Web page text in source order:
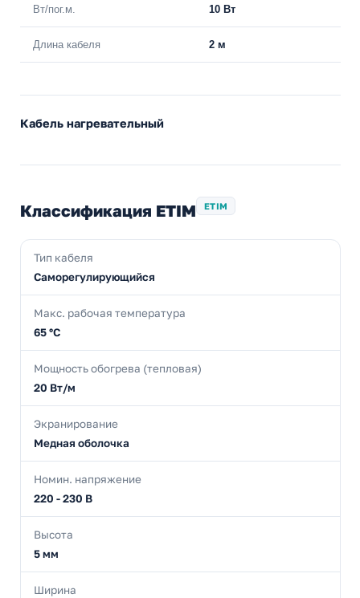
Вт/пог.м. 10 Вт
Длина кабеля 2 м
Кабель нагревательный
Классификация ETIM ETIM
Тип кабеля
Саморегулирующийся
Макс. рабочая температура
65 °C
Мощность обогрева (тепловая)
20 Вт/м
Экранирование
Медная оболочка
Номин. напряжение
220 - 230 В
Высота
5 мм
Ширина